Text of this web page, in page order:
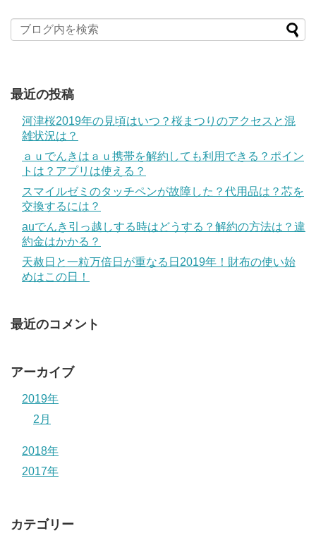
最近の投稿
河津桜2019年の見頃はいつ？桜まつりのアクセスと混
雑状況は？
ａｕでんきはａｕ携帯を解約しても利用できる？ポイン
トは？アプリは使える？
スマイルゼミのタッチペンが故障した？代用品は？芯を
交換するには？
auでんき引っ越しする時はどうする？解約の方法は？違
約金はかかる？
天赦日と一粒万倍日が重なる日2019年！財布の使い始
めはこの日！
最近のコメント
アーカイブ
2019年
2月
2018年
2017年
カテゴリー